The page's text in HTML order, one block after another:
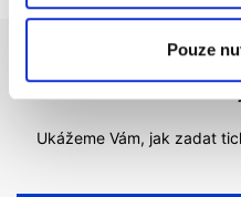
Pouze
Nemůžete
Ukážeme Vám, jak zadat